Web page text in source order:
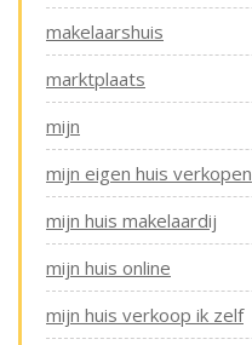
makelaarshuis
marktplaats
mijn
mijn eigen huis verkopen
mijn huis makelaardij
mijn huis online
mijn huis verkoop ik zelf